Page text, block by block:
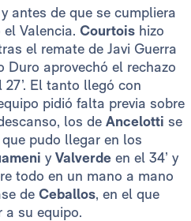
antes de que se cumpliera
Valencia. Courtois hizo
el remate de Javi Guerra
Duro aprovechó el rechazo
El tanto llegó con
pidió falta previa sobre
los de Ancelotti se
pudo llegar en los
yValverde en el 34’ y
todo en un mano a mano
de Ceballos, en el que
a su equipo.